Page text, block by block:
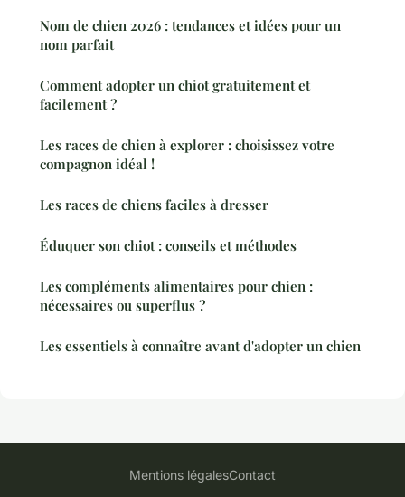
Nom de chien 2026 : tendances et idées pour un
nom parfait
Comment adopter un chiot gratuitement et
facilement ?
Les races de chien à explorer : choisissez votre
compagnon idéal !
Les races de chiens faciles à dresser
Éduquer son chiot : conseils et méthodes
Les compléments alimentaires pour chien :
nécessaires ou superflus ?
Les essentiels à connaître avant d'adopter un chien
Mentions légalesContact